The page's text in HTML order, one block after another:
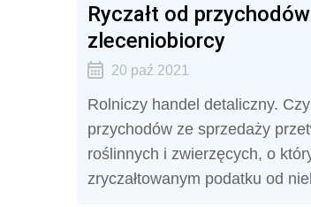
Ryczałt od
zleceniobiorcy
20 paź 2021
Rolniczy handel detaliczny.
przychodów ze sprzedaży
roślinnych i zwierzęcych, o
zryczałtowanym podatku od